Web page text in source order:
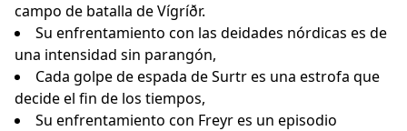
campo de batalla de Vígríðr.
Su enfrentamiento con las deidades nórdicas es de
una intensidad sin parangón,
Cada golpe de espada de Surtr es una estrofa que
decide el fin de los tiempos,
Su enfrentamiento con Freyr es un episodio